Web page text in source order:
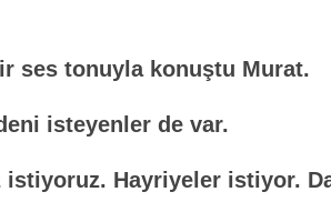
ses tonuyla konuştu Murat.
isteyenler de var.
istiyoruz. Hayriyeler istiyor.